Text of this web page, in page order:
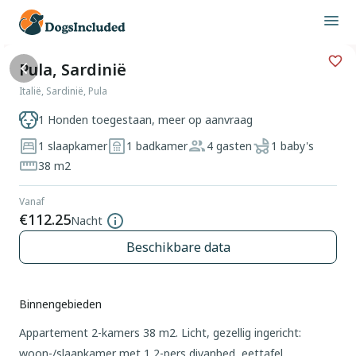
Pula, Sardinië
Italië, Sardinië, Pula
1 Honden toegestaan, meer op aanvraag
1 slaapkamer
1 badkamer 4 gasten
1 baby's
38 m2
Vanaf
€112.25Nacht
Beschikbare data
Binnengebieden
Appartement 2-kamers 38 m2. Licht, gezellig ingericht: